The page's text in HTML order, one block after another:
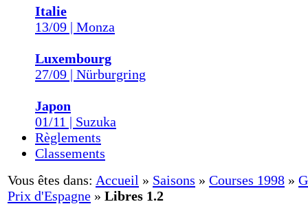
Italie
13/09 | Monza
Luxembourg
27/09 | Nürburgring
Japon
01/11 | Suzuka
Règlements
Classements
Vous êtes dans: Accueil » Saisons » Courses 1998 »
Prix d'Espagne » Libres 1.2